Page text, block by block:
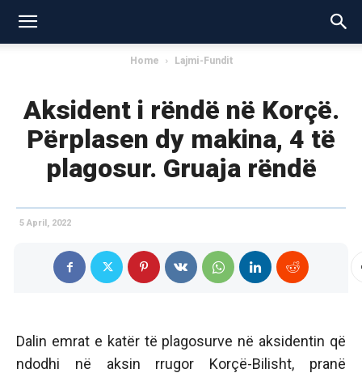
Home Lajmi-Fundit
Aksident i rëndë në Korçë.
Përplasen dy makina, 4 të
plagosur. Gruaja rëndë
5 April, 2022
Dalin emrat e katër të plagosurve në aksidentin që
ndodhi në aksin rrugor Korçë-Bilisht, pranë